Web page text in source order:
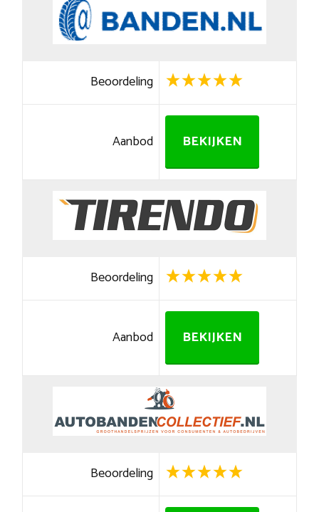
Beoordeling
Aanbod BEKIJKEN
Beoordeling
Aanbod BEKIJKEN
Beoordeling